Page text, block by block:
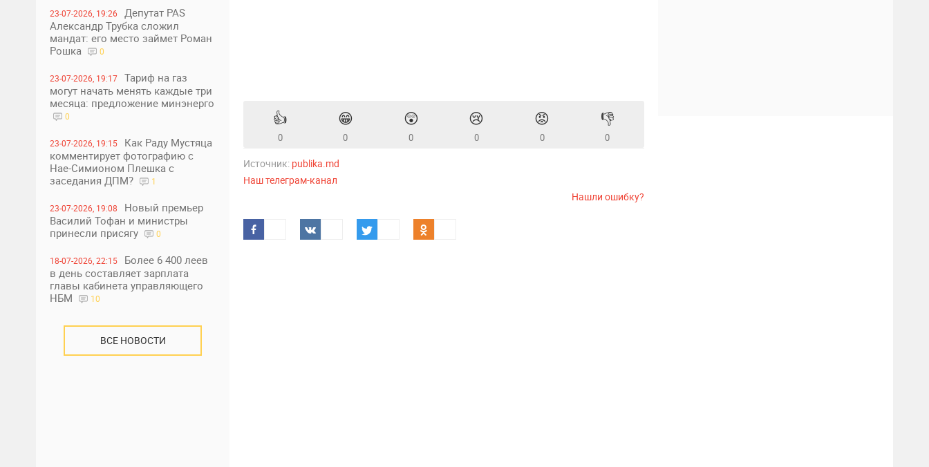
23-07-2026, 19:26
Депутат PAS
Александр Трубка сложил
мандат: его место займет Роман
Рошка
0
23-07-2026, 19:17
Тариф на газ
могут начать менять каждые три
месяца: предложение минэнерго
0
23-07-2026, 19:15
Как Раду Мустяца
комментирует фотографию с
Нае-Симионом Плешка с
заседания ДПМ?
1
23-07-2026, 19:08
Новый премьер
Василий Тофан и министры
принесли присягу
0
18-07-2026, 22:15
Более 6 400 леев
в день составляет зарплата
главы кабинета управляющего
НБМ
10
ВСЕ НОВОСТИ
👍
0
😁
0
😲
0
😢
0
😡
0
👎
0
Источник: publika.md
Наш телеграм-канал
Нашли ошибку?